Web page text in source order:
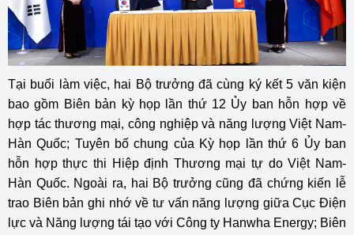
Tại buổi làm việc, hai Bộ trưởng đã cùng ký kết 5 văn kiện
bao gồm Biên bản kỳ họp lần thứ 12 Ủy ban hỗn hợp về
hợp tác thương mại, công nghiệp và năng lượng Việt Nam-
Hàn Quốc; Tuyên bố chung của Kỳ họp lần thứ 6 Ủy ban
hỗn hợp thực thi Hiệp định Thương mại tự do Việt Nam-
Hàn Quốc. Ngoài ra, hai Bộ trưởng cũng đã chứng kiến lễ
trao Biên bản ghi nhớ về tư vấn năng lượng giữa Cục Điện
lực và Năng lượng tái tạo với Công ty Hanwha Energy; Biên